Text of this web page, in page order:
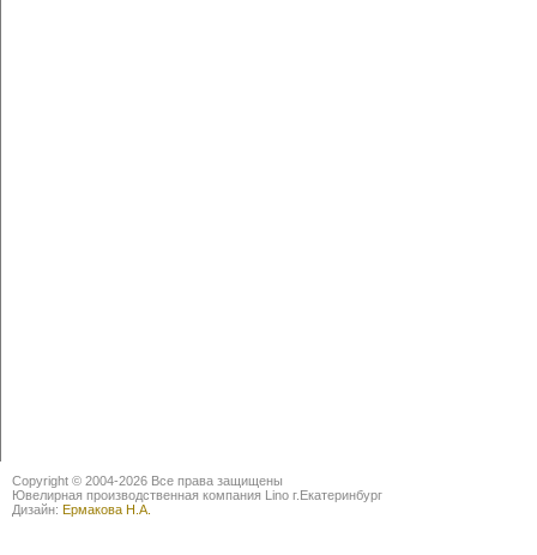
Copyright © 2004-2026 Все права защищены
Ювелирная производственная компания Lino г.Екатеринбург
Дизайн: Ермакова Н.А.